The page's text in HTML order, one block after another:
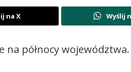
na X Wyślij
na północy województwa.